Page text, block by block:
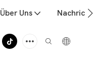
Über Uns